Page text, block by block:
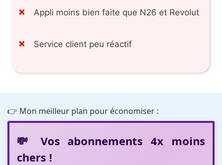
Appli moins bien faite que N26 et Revolut
Service client peu réactif
👉 Mon meilleur plan pour économiser :
💸 Vos abonnements 4x moins
chers !